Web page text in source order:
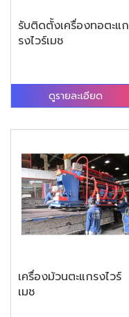
รับติดตั้งเครื่องทอตะแก
รงไวร์เมช
ดูรายละเอียด
เครื่องม้วนตะแกรงไวร์
เมช